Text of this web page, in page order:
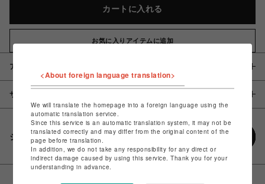
カートに入れる
お気に入りアイテムに追加
アイテム説明 / 素材
サイズ
シェアする
<About foreign language translation>
We will translate the homepage into a foreign language using the
automatic translation service.
Since this service is an automatic translation system, it may not be
translated correctly and may differ from the original content of the
page before translation.
In addition, we do not take any responsibility for any direct or
indirect damage caused by using this service. Thank you for your
understanding in advance.